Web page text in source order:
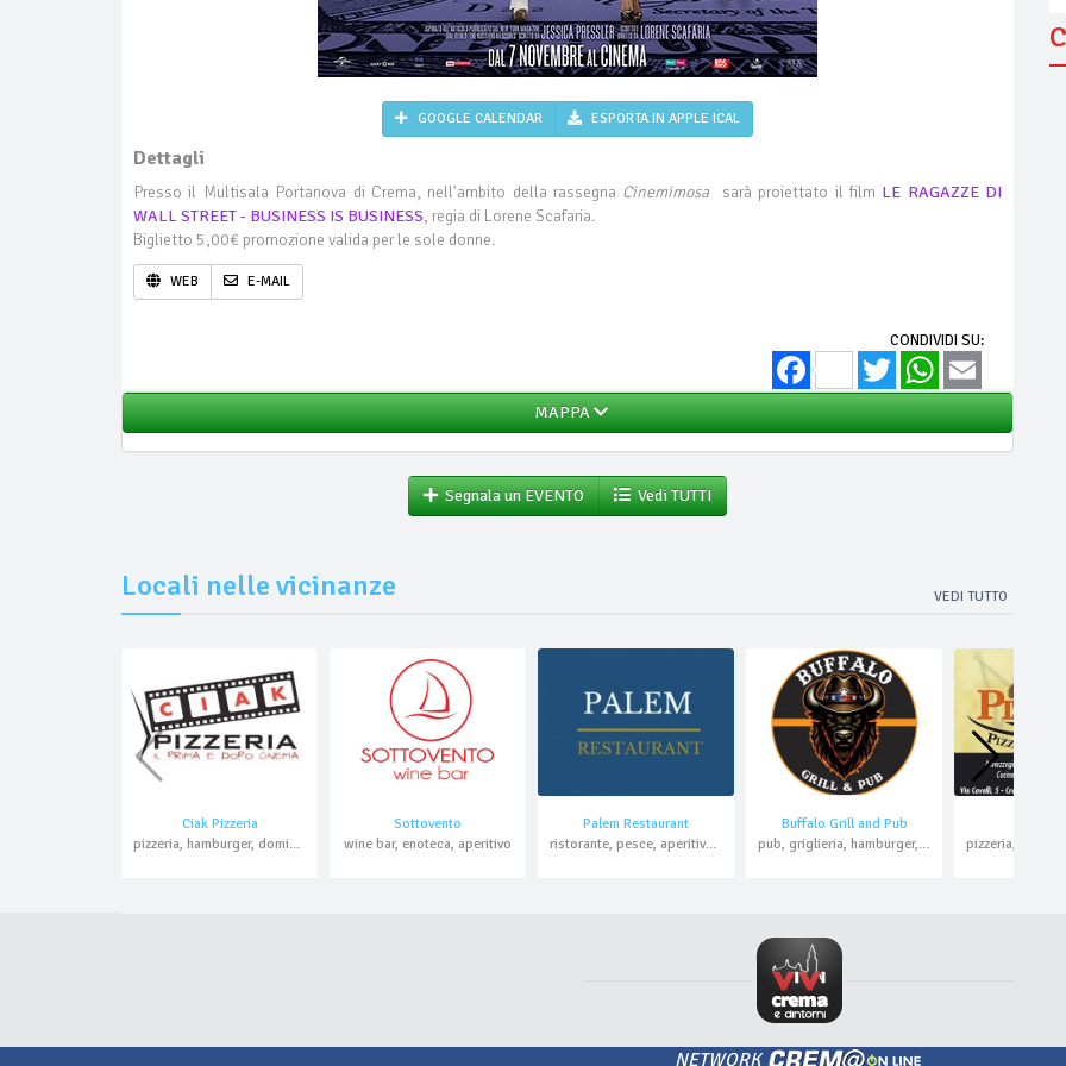
GOOGLE CALENDAR ESPORTA IN APPLE ICAL
Dettagli
Presso il Multisala Portanova di Crema, nell'ambito della rassegna Cinemimosa sarà proiettato il film LE RAGAZZE DI
WALL STREET - BUSINESS IS BUSINESS, regia di Lorene Scafaria.
Biglietto 5,00€ promozione valida per le sole donne.
WEB E-MAIL
CONDIVIDI SU:
FacebookTwitter WhatsApp
MAPPA
Segnala un EVENTO Vedi TUTTI
Locali nelle vicinanze VEDI TUTTO
Ciak Pizzeria
pizzeria, hamburger, domicilio, asporto
Sottovento
wine bar, enoteca, aperitivo
Palem Restaurant
ristorante, pesce, aperitivo, pranzo di lavoro
Buffalo Grill and Pub
pub, griglieria, hamburger, pizzeria, asporto
NETWORK